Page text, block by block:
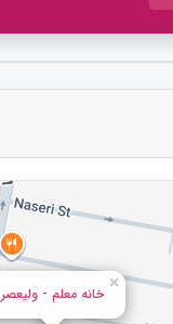
خانه معلم - ولیعصر
×